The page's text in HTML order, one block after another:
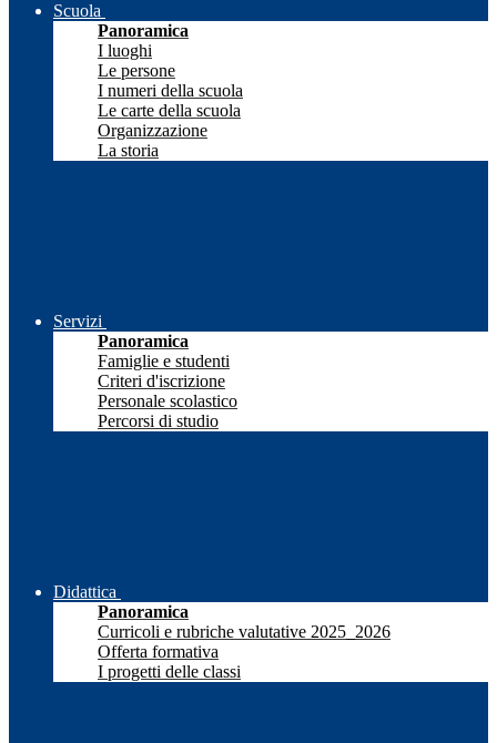
Scuola
Panoramica
I luoghi
Le persone
I numeri della scuola
Le carte della scuola
Organizzazione
La storia
Servizi
Panoramica
Famiglie e studenti
Criteri d'iscrizione
Personale scolastico
Percorsi di studio
Didattica
Panoramica
Curricoli e rubriche valutative 2025_2026
Offerta formativa
I progetti delle classi